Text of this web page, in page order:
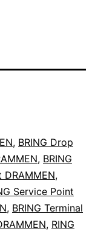
, BRING Drop
, BRING
DRAMMEN,
Service Point
, BRING Terminal
, RING